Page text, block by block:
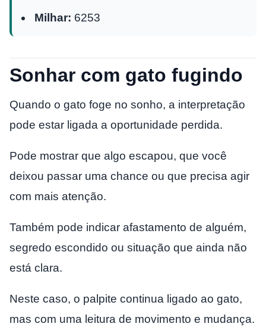
Milhar: 6253
Sonhar com gato fugindo
Quando o gato foge no sonho, a interpretação
pode estar ligada a oportunidade perdida.
Pode mostrar que algo escapou, que você
deixou passar uma chance ou que precisa agir
com mais atenção.
Também pode indicar afastamento de alguém,
segredo escondido ou situação que ainda não
está clara.
Neste caso, o palpite continua ligado ao gato,
mas com uma leitura de movimento e mudança.